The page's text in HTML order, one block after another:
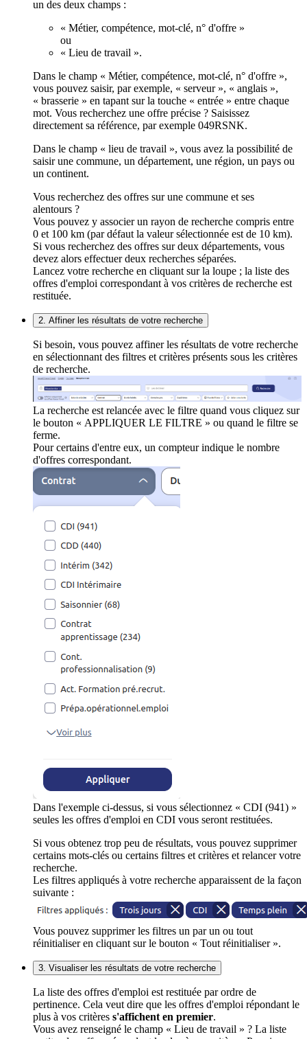
un des deux champs :
« Métier, compétence, mot-clé, n° d'offre »
ou
« Lieu de travail ».
Dans le champ « Métier, compétence, mot-clé, n° d'offre »,
vous pouvez saisir, par exemple, « serveur », « anglais »,
« brasserie » en tapant sur la touche « entrée » entre chaque
mot. Vous recherchez une offre précise ? Saisissez
directement sa référence, par exemple 049RSNK.
Dans le champ « lieu de travail », vous avez la possibilité de
saisir une commune, un département, une région, un pays ou
un continent.
Vous recherchez des offres sur une commune et ses
alentours ?
Vous pouvez y associer un rayon de recherche compris entre
0 et 100 km (par défaut la valeur sélectionnée est de 10 km).
Si vous recherchez des offres sur deux départements, vous
devez alors effectuer deux recherches séparées.
Lancez votre recherche en cliquant sur la loupe ; la liste des
offres d'emploi correspondant à vos critères de recherche est
restituée.
2. Affiner les résultats de votre recherche
Si besoin, vous pouvez affiner les résultats de votre recherche
en sélectionnant des filtres et critères présents sous les critères
de recherche.
La recherche est relancée avec le filtre quand vous cliquez sur
le bouton « APPLIQUER LE FILTRE » ou quand le filtre se
ferme.
Pour certains d'entre eux, un compteur indique le nombre
d'offres correspondant.
Dans l'exemple ci-dessus, si vous sélectionnez « CDI (941) »
seules les offres d'emploi en CDI vous seront restituées.
Si vous obtenez trop peu de résultats, vous pouvez supprimer
certains mots-clés ou certains filtres et critères et relancer votre
recherche.
Les filtres appliqués à votre recherche apparaissent de la façon
suivante :
Vous pouvez supprimer les filtres un par un ou tout
réinitialiser en cliquant sur le bouton « Tout réinitialiser ».
3. Visualiser les résultats de votre recherche
La liste des offres d'emploi est restituée par ordre de
pertinence. Cela veut dire que les offres d'emploi répondant le
plus à vos critères s'affichent en premier.
Vous avez renseigné le champ « Lieu de travail » ? La liste